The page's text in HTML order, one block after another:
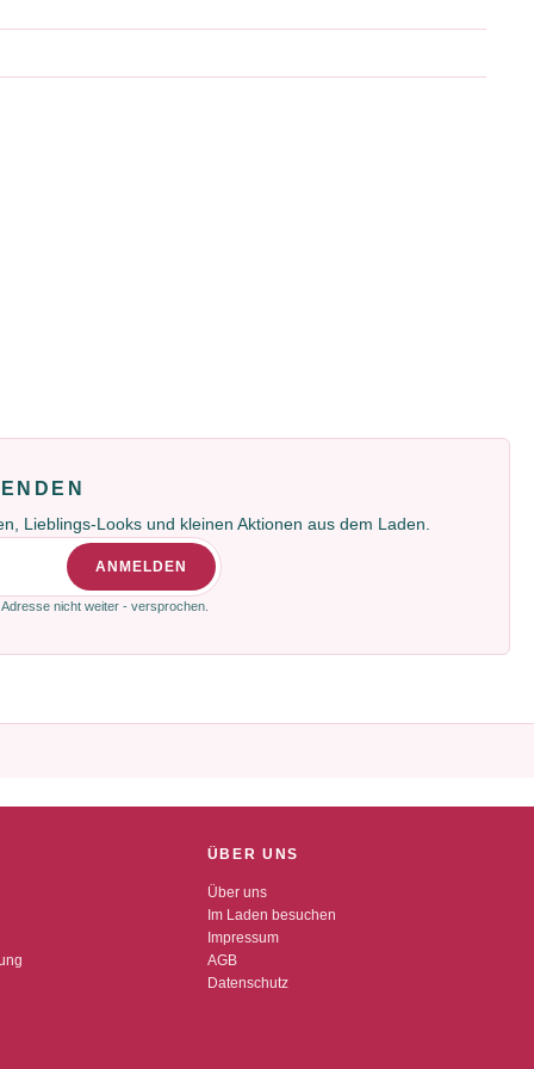
Lieblings-Looks und kleinen Aktionen aus dem Laden.
ANMELDEN
nicht weiter - versprochen.
ÜBER UNS
Über uns
Im Laden besuchen
Impressum
AGB
Datenschutz